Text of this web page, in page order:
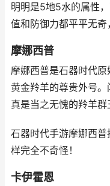
明明是5地5水的属性
值和防御力都平平无奇
摩娜西普
摩娜西普是石器时代
黄金羚羊的尊贵外号。
真是当之无愧的羚羊群
石器时代手游摩娜西
样完全不奇怪！
卡伊霍恩